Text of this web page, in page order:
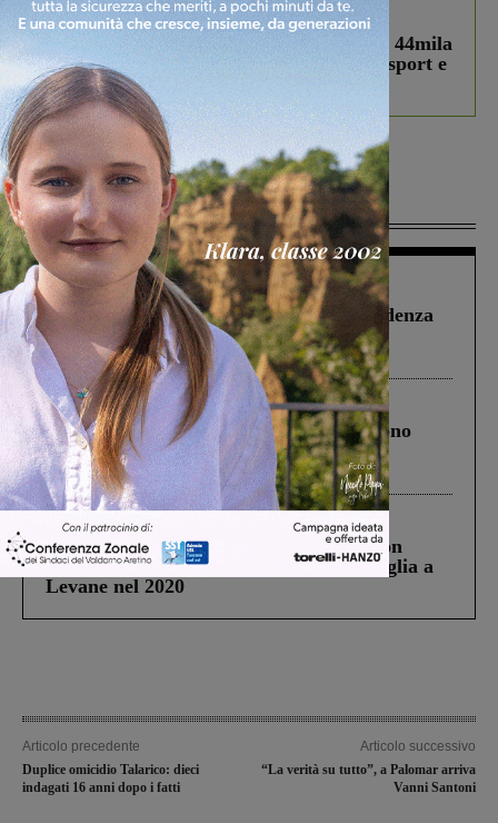
In vetrina 3 Agosto 2026
Estra Notizie agosto: Smart Cities, oltre 44mila
studenti coinvolti, torna il bando per lo sport e
debutta il podcast Estrair
Più lette
Figline Incisa Valdarno 1 Agosto 2026
Piscina di Figline finanziata oltre la scadenza
Pnrr, il gruppo di Fratelli d’Italia: “Un
ringraziamento al Governo”
Cronaca 4 Agosto 2026
Un anno fa la strage in A1 in cui morirono
Gianni, Giulia e Franco. Lo schianto, il
processo, lo stop ai sorpassi fra tir....
Cronaca
Scomparso da una struttura di Castiglion
Fiorentino l’uomo che aveva ucciso la figlia a
Levane nel 2020
Articolo precedente
Duplice omicidio Talarico: dieci
indagati 16 anni dopo i fatti
Articolo successivo
“La verità su tutto”, a Palomar arriva
Vanni Santoni